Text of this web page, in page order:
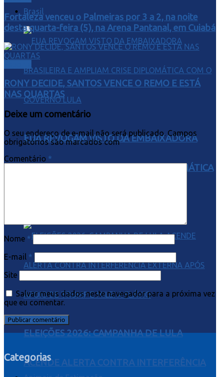
Brasil
EUA REVOGAM VISTO DA EMBAIXADORA
BRASILEIRA E AMPLIAM CRISE DIPLOMÁTICA
ELEIÇÕES 2026: CAMPANHA DE LULA
ACENDE ALERTA CONTRA INTERFERÊNCIA
Fortaleza venceu o Palmeiras por 3 a 2, na noite
desta quarta-feira (5), na Arena Pantanal, em Cuiabá
RONY DECIDE, SANTOS VENCE O REMO E ESTÁ
NAS QUARTAS
Deixe um comentário
O seu endereço de e-mail não será publicado. Campos
obrigatórios são marcados com*
Comentário *
Nome *
E-mail *
Site
Salvar meus dados neste navegador para a próxima vez
que eu comentar.
Categorias